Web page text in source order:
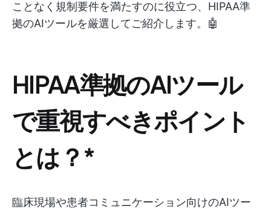
ことなく規制要件を満たすのに役立つ、HIPAA準
拠のAIツールを厳選してご紹介します。🤖
HIPAA準拠のAIツール
で重視すべきポイント
とは？*
臨床現場や患者コミュニケーション向けのAIツー